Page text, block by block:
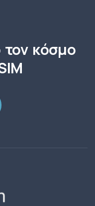
τον κόσμο